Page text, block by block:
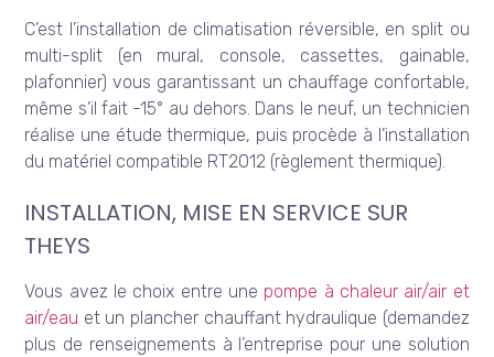
C’est l’installation de climatisation réversible, en split ou
multi-split (en mural, console, cassettes, gainable,
plafonnier) vous garantissant un chauffage confortable,
même s’il fait -15° au dehors. Dans le neuf, un technicien
réalise une étude thermique, puis procède à l’installation
du matériel compatible RT2012 (règlement thermique).
INSTALLATION, MISE EN SERVICE SUR
THEYS
Vous avez le choix entre une pompe à chaleur air/air et
air/eau et un plancher chauffant hydraulique (demandez
plus de renseignements à l’entreprise pour une solution